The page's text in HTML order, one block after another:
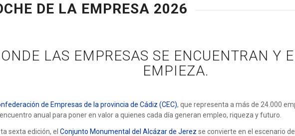
DE LA EMPRESA 2026
LAS EMPRESAS SE ENCUENTRAN Y
EMPIEZA.
de Empresas de la provincia de Cádiz (CEC), que representa a más de 24.000
anual para poner en valor a quienes cada día generan empleo, riqueza y futuro.
sexta edición, el Conjunto Monumental del Alcázar de Jerez se convierte en el escenario